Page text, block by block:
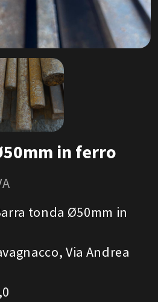
in ferro
tonda Ø50mm in
Via Andrea